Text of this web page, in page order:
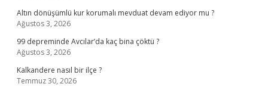
Altın dönüşümlü kur korumalı mevduat devam ediyor mu ?
Ağustos 3, 2026
99 depreminde Avcılar’da kaç bina çöktü ?
Ağustos 3, 2026
Kalkandere nasıl bir ilçe ?
Temmuz 30, 2026